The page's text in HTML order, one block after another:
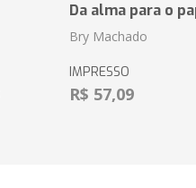
Da alma para o
Bry Machado
IMPRESSO
R$ 57,09